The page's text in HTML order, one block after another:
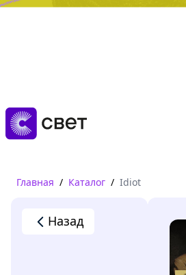
Дружба, любовь, взросление
Читать
Главная / Каталог / Idiot
Назад